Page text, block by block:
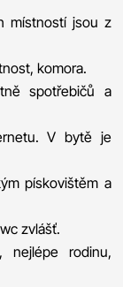
místností jsou z
komora.
spotřebičů a
V bytě je
pískovištěm a
zvlášť.
nejlépe rodinu,